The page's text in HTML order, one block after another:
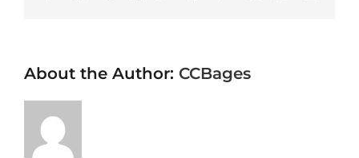
About the Author: CCBages